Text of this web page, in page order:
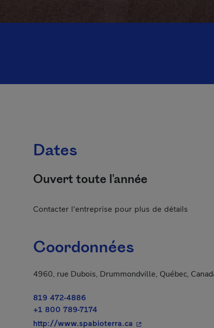
Dates
Ouvert toute l'année
Contacter l'entreprise pour plus de détails
Coordonnées
4960, rue Dubois, Drummondville, Québec,
819 472-4886
+1 800 789-7174
http://www.spabioterra.ca - Cet hyperlien